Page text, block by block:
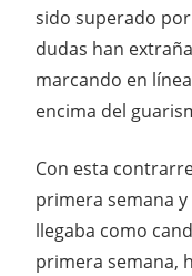
sido superado
dudas han
marcando en
encima del
Con esta
primera semana
llegaba como
primera semana,